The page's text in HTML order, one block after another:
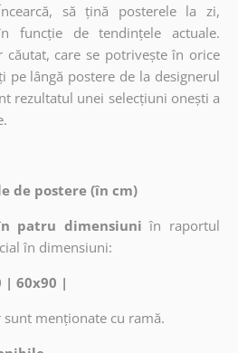
să țină posterele la zi,
funcție de tendințele actuale.
căutat, care se potrivește în orice
pe lângă postere de la designerul
rezultatul unei selecțiuni onești a
de postere (în cm)
patru dimensiuni în raportul
în dimensiuni:
| 60x90 |
menționate cu ramă.